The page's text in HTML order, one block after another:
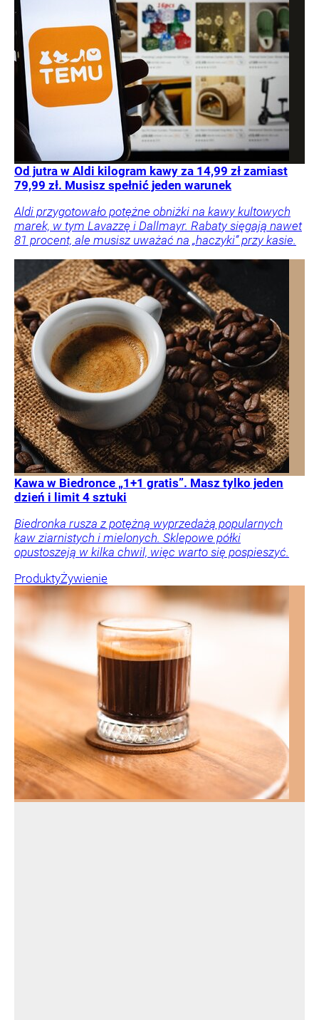
Od jutra w Aldi kilogram kawy za 14,99 zł zamiast
79,99 zł. Musisz spełnić jeden warunek
Aldi przygotowało potężne obniżki na kawy kultowych
marek, w tym Lavazzę i Dallmayr. Rabaty sięgają nawet
81 procent, ale musisz uważać na „haczyki” przy kasie.
Kawa w Biedronce „1+1 gratis”. Masz tylko jeden
dzień i limit 4 sztuki
Biedronka rusza z potężną wyprzedażą popularnych
kaw ziarnistych i mielonych. Sklepowe półki
opustoszeją w kilka chwil, więc warto się pospieszyć.
ProduktyŻywienie